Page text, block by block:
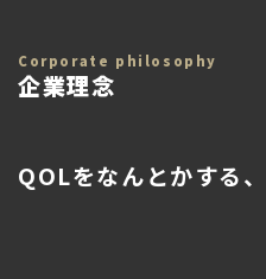
Corporate philosophy
企業理念
QOLをなんとかする